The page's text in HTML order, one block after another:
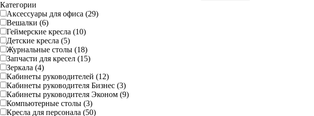
Категории
Аксессуары для офиса (29)
Вешалки (6)
Геймерские кресла (10)
Детские кресла (5)
Журнальные столы (18)
Запчасти для кресел (15)
Зеркала (4)
Кабинеты руководителей (12)
Кабинеты руководителя Бизнес (3)
Кабинеты руководителя Эконом (9)
Компьютерные столы (3)
Кресла для персонала (50)